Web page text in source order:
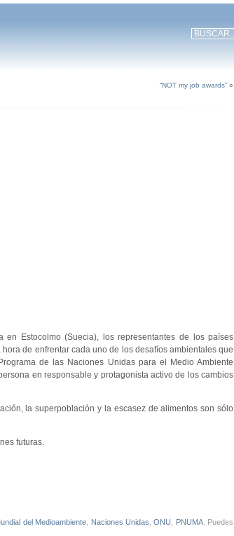
“NOT my job awards” »
Estocolmo (Suecia), los representantes de los países
de enfrentar cada uno de los desafíos ambientales que
de las Naciones Unidas para el Medio Ambiente
en responsable y protagonista activo de los cambios
la superpoblación y la escasez de alimentos son sólo
futuras.
del Medioambiente Naciones Unidas ,ONU PNUMA. Puedes